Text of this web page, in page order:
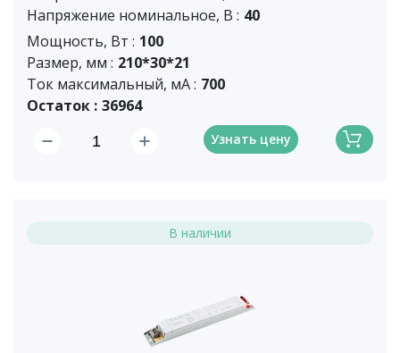
Напряжение номинальное, В : 40
Мощность, Вт : 100
Размер, мм : 210*30*21
Ток максимальный, мА : 700
Остаток : 36964
Узнать цену
В наличии